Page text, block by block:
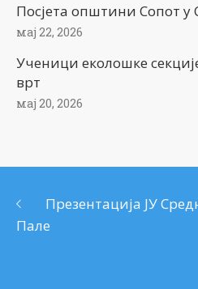
Посјета општини Сопот у
мај 22, 2026
Ученици еколошке
врт
мај 20, 2026
Презентација ЈУ
Пале